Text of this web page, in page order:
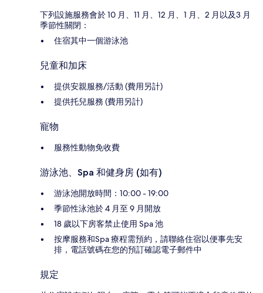
下列設施服務會於 10 月、11 月、12 月、1 月、2 月以及3 月
季節性關閉：
住宿其中一個游泳池
兒童和加床
提供安親服務/活動 (費用另計)
提供托兒服務 (費用另計)
寵物
服務性動物免收費
游泳池、Spa 和健身房 (如有)
游泳池開放時間：10:00 - 19:00
季節性泳池於 4 月至 9 月開放
18 歲以下房客禁止使用 Spa 池
按摩服務和Spa 療程需預約，請聯絡住宿以便事先安
排，電話號碼在您的預訂確認電子郵件中
規定